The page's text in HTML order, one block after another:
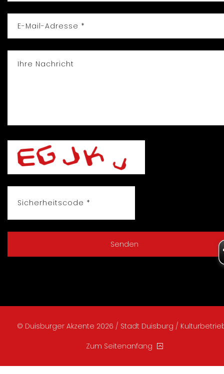
© Duisburger Akzente 2026 / Stadt Duisburg /
Zum Seitenanfang